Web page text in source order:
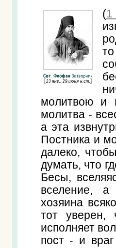
(
молитвою и
молитва -
а эта
Постника и
далеко,
думать, что
Бесы,
вселение, а
хозяина
тот
исполняет
пост - и